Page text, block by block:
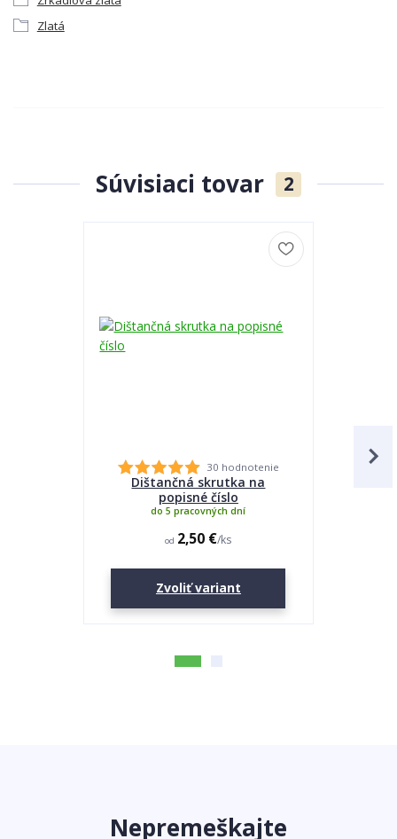
Zlatá
Súvisiaci tovar 2
30 hodnotenie
Dištančná skrutka na
popisné číslo
od 2,50 €/ks
do 5 pracovných dní
Zvoliť variant
Nepremeškajte